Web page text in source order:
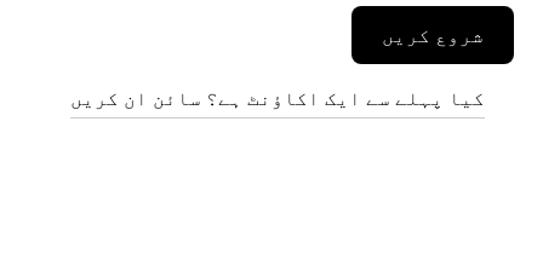
شروع کریں
کیا پہلے سے ایک اکاؤنٹ ہے؟ سائن ان کریں